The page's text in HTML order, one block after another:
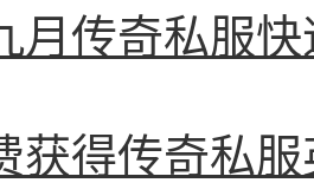
月传奇私服
获得传奇私